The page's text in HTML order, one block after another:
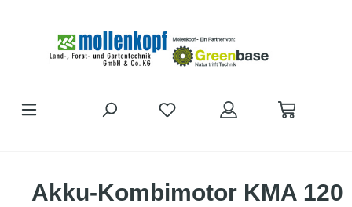
Akku-Kombimotor KMA 120